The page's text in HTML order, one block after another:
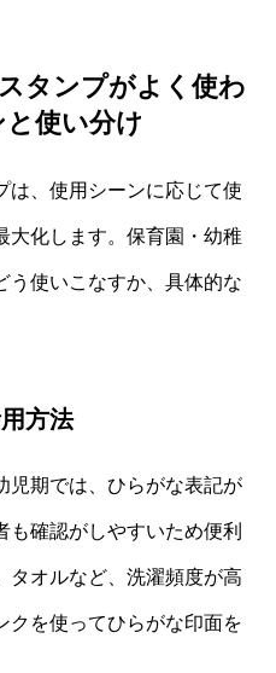
タンプがよく使わ
使い分け
は、使用シーンに応じて使
大化します。保育園・幼稚
う使いこなすか、具体的な
方法
児期では、ひらがな表記が
も確認がしやすいため便利
タオルなど、洗濯頻度が高
クを使ってひらがな印面を